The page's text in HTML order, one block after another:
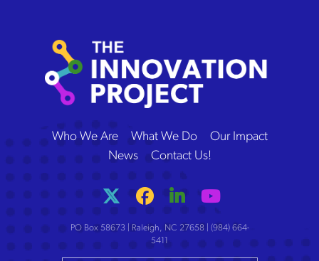
The Innovation Project
Who We Are What We Do
Our Impact
News
Contact Us!
PO Box 58673 | Raleigh, NC 27658 | (984) 664-
5411